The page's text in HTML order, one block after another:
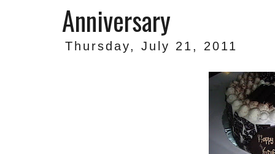
Anniversary
Thursday, July 21, 2011